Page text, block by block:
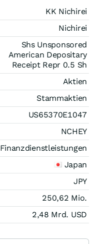
KK Nichirei
Nichirei
Shs Unsponsored
American Depositary
Receipt Repr 0.5 Sh
Aktien
Stammaktien
US65370E1047
NCHEY
Finanzdienstleistungen
Japan
JPY
250,62 Mio.
2,48 Mrd. USD